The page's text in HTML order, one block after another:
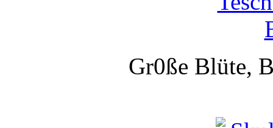
Gr0ße Blüte,